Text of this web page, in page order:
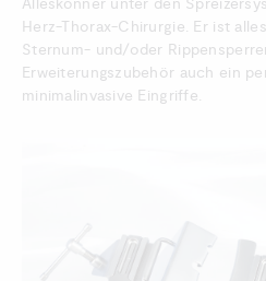
Alleskönner unter den
Herz-Thorax-Chirurgie. Er ist
Sternum- und/oder
Erweiterungszubehör auch ein
minimalinvasive Eingriffe.